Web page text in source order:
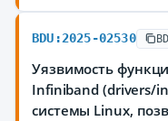
BDU:2025-02530
Уязвимость
Infiniband (drivers/
системы Linux,